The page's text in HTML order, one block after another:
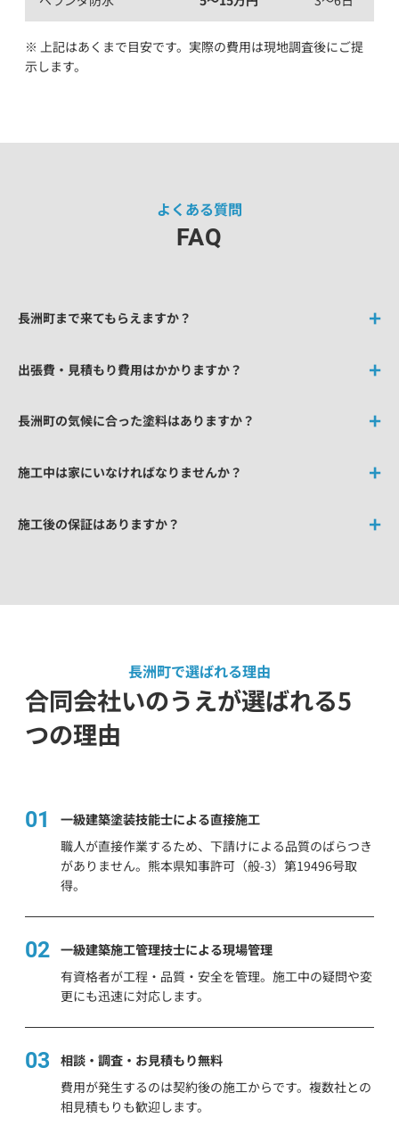
※ 上記はあくまで目安です。実際の費用は現地調査後にご提
示します。
よくある質問
FAQ
長洲町まで来てもらえますか？
出張費・見積もり費用はかかりますか？
長洲町の気候に合った塗料はありますか？
施工中は家にいなければなりませんか？
施工後の保証はありますか？
長洲町で選ばれる理由
合同会社いのうえが選ばれる5
つの理由
01
一級建築塗装技能士による直接施工
職人が直接作業するため、下請けによる品質のばらつき
がありません。熊本県知事許可（般-3）第19496号取
得。
02
一級建築施工管理技士による現場管理
有資格者が工程・品質・安全を管理。施工中の疑問や変
更にも迅速に対応します。
03
相談・調査・お見積もり無料
費用が発生するのは契約後の施工からです。複数社との
相見積もりも歓迎します。